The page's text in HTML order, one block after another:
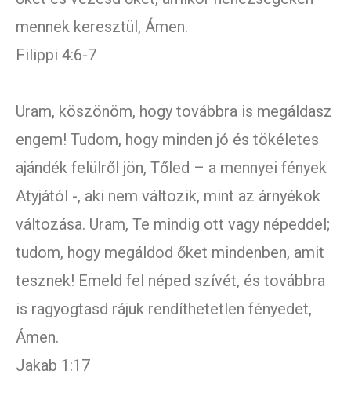
mennek keresztül, Ámen.
Filippi 4:6-7
Uram, köszönöm, hogy továbbra is megáldasz
engem! Tudom, hogy minden jó és tökéletes
ajándék felülről jön, Tőled – a mennyei fények
Atyjától -, aki nem változik, mint az árnyékok
változása. Uram, Te mindig ott vagy népeddel;
tudom, hogy megáldod őket mindenben, amit
tesznek! Emeld fel néped szívét, és továbbra
is ragyogtasd rájuk rendíthetetlen fényedet,
Ámen.
Jakab 1:17